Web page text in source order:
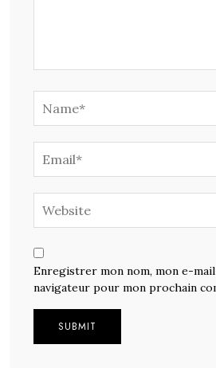
Enregistrer mon nom, mon e-
navigateur pour mon prochain